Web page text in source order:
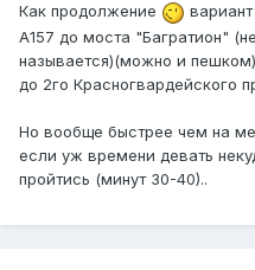
Как продолжение
А157 до моста "Багратион"
называется)(можно и
до 2го Красногвардейского
Но вообще быстрее чем на
если уж времени девать
пройтись (минут 30-40)..